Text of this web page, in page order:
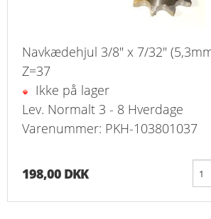
Navkædehjul 3/8" x 7/32"
Z=37
Ikke på lager
Lev. Normalt 3 - 8 Hverdage
Varenummer: PKH-103801037
198,00 DKK